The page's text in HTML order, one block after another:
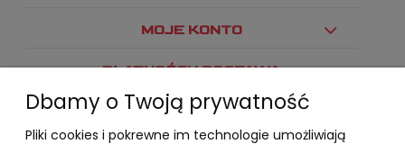
MOJE KONTO
PŁATNOŚCI I DOSTAWA
INFORMACJE
Dbamy o Twoją prywatność
Pliki cookies i pokrewne im technologie umożliwiają